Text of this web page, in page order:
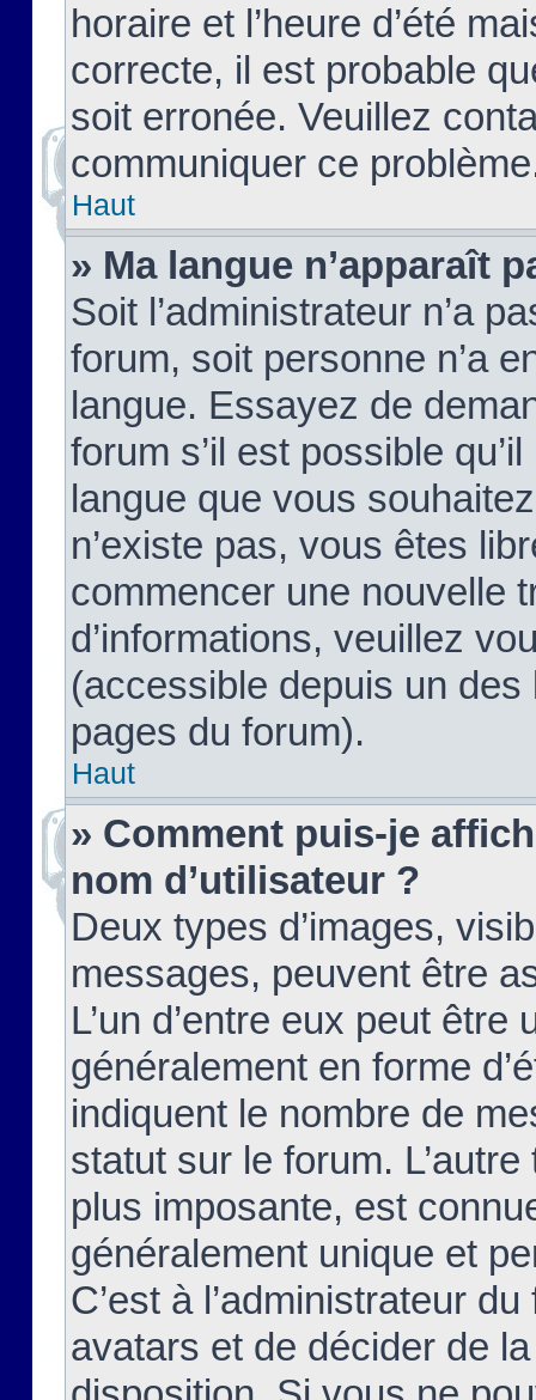
horaire et l’heure d’été
correcte, il est probable
soit erronée. Veuillez
communiquer ce
Haut
» Ma langue n’apparaît
Soit l’administrateur n’a
forum, soit personne n’a
langue. Essayez de
forum s’il est possible
langue que vous
n’existe pas, vous êtes
commencer une nouvelle
d’informations, veuillez
(accessible depuis un
pages du forum).
Haut
» Comment puis-je
nom d’utilisateur ?
Deux types d’images,
messages, peuvent être
L’un d’entre eux peut
généralement en forme
indiquent le nombre de
statut sur le forum.
plus imposante, est
généralement unique et
C’est à l’administrateur
avatars et de décider de